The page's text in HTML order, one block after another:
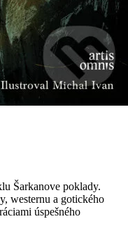
Šarkanove poklady.
westernu a gotického
úspešného